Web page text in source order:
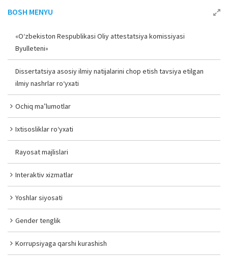
BOSH MENYU
«O‘zbekiston Respublikasi Oliy attestatsiya komissiyasi
Byulleteni»
Dissertatsiya asosiy ilmiy natijalarini chop etish tavsiya etilgan
ilmiy nashrlar ro‘yxati
Ochiq ma’lumotlar
Ixtisosliklar ro‘yxati
Rayosat majlislari
Interaktiv xizmatlar
Yoshlar siyosati
Gender tenglik
Korrupsiyaga qarshi kurashish